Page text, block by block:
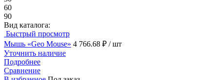
60
90
Вид каталога:
Быстрый просмотр
Мышь «Geo Mouse» 4 766.68 ₽ / шт
Уточнить наличие
Подробнее
Сравнение